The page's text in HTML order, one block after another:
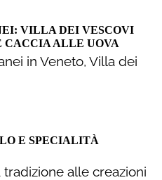
VILLA DEI VESCOVI
CACCIA ALLE UOVA
in Veneto, Villa dei
E SPECIALITÀ
alle creazioni